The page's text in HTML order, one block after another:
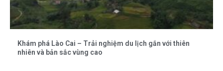
Khám phá Lào Cai – Trải nghiệm du lịch gắn với thiên
nhiên và bản sắc vùng cao